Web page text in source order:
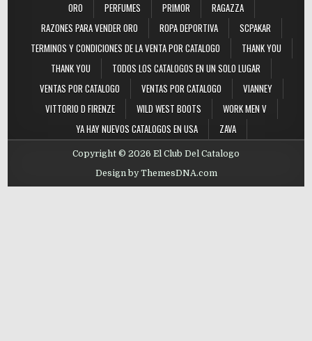
ORO
PERFUMES PRIMOR
RAGAZZA
RAZONES PARA VENDER ORO
ROPA DEPORTIVA
SCPAKAR
TERMINOS Y CONDICIONES DE LA VENTA POR CATALOGO
THANK YOU
THANK YOU
TODOS LOS CATALOGOS EN UN SOLO LUGAR
VENTAS POR CATALOGO
VENTAS POR CATALOGO
VIANNEY
VITTORIO D FIRENZE
WILD WEST BOOTS
WORK MEN V
YA HAY NUEVOS CATALOGOS EN USA
ZAVA
Copyright © 2026 El Club Del Catalogo
Design by ThemesDNA.com